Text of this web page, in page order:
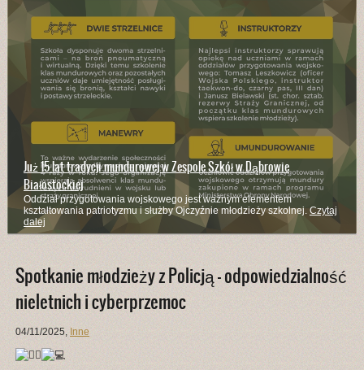
Już 15 lat tradycji mundurowej w Zespole Szkół w Dąbrowie
Białostockiej
Oddział przygotowania wojskowego jest ważnym elementem
kształtowania patriotyzmu i służby Ojczyźnie młodzieży szkolnej. Czytaj
dalej
Spotkanie młodzieży z Policją – odpowiedzialność
nieletnich i cyberprzemoc
04/11/2025, Inne